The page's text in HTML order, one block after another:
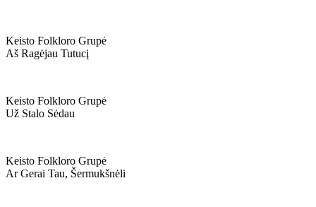
Keisto Folkloro Grupė
Aš Ragėjau Tutucį
Keisto Folkloro Grupė
Už Stalo Sėdau
Keisto Folkloro Grupė
Ar Gerai Tau, Šermukšnėli